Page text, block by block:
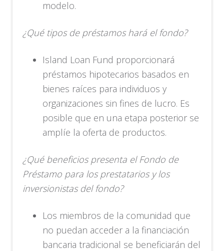
modelo.
¿Qué tipos de préstamos hará el fondo?
Island Loan Fund proporcionará
préstamos hipotecarios basados en
bienes raíces para individuos y
organizaciones sin fines de lucro. Es
posible que en una etapa posterior se
amplíe la oferta de productos.
¿Qué beneficios presenta el Fondo de
Préstamo para los prestatarios y los
inversionistas del fondo?
Los miembros de la comunidad que
no puedan acceder a la financiación
bancaria tradicional se beneficiarán del